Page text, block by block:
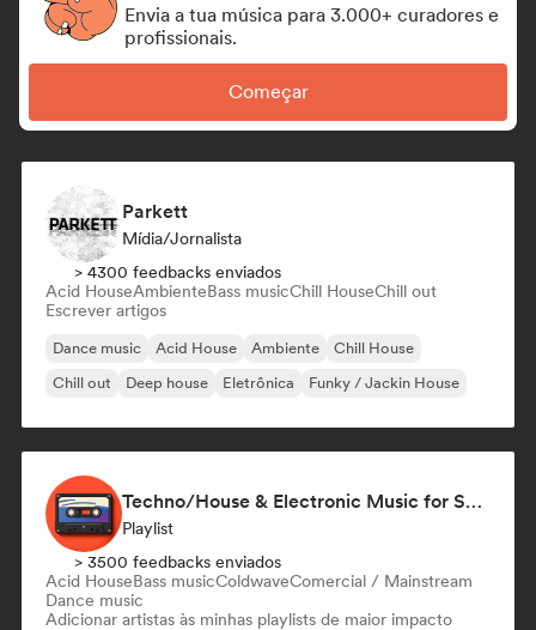
Envia a tua música para 3.000+ curadores e
profissionais.
Começar
Parkett
Mídia/Jornalista
> 4300 feedbacks enviados
Acid HouseAmbienteBass musicChill HouseChill out
Escrever artigos
Dance music Acid House Ambiente
Chill House
Chill out
Deep house Eletrônica Funky / Jackin House
Techno/House & Electronic Music for Svea Playlists
Playlist
> 3500 feedbacks enviados
Acid HouseBass musicColdwaveComercial / Mainstream
Dance music
Adicionar artistas às minhas playlists de maior impacto